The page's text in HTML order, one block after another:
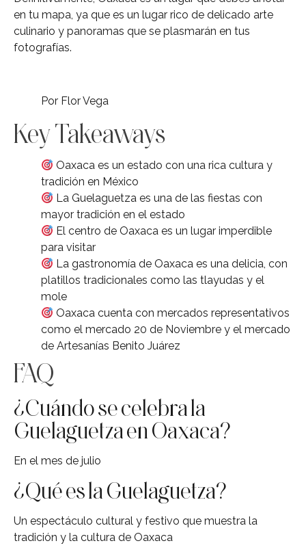
en tu mapa, ya que es un lugar rico de delicado arte
culinario y panoramas que se plasmarán en tus
fotografías.
Por Flor Vega
Key Takeaways
Oaxaca es un estado con una rica cultura y
tradición en México
La Guelaguetza es una de las fiestas con
mayor tradición en el estado
El centro de Oaxaca es un lugar imperdible
para visitar
La gastronomía de Oaxaca es una delicia, con
platillos tradicionales como las tlayudas y el
mole
Oaxaca cuenta con mercados representativos
como el mercado 20 de Noviembre y el mercado
de Artesanías Benito Juárez
FAQ
¿Cuándo se celebra la
Guelaguetza en Oaxaca?
En el mes de julio
¿Qué es la Guelaguetza?
Un espectáculo cultural y festivo que muestra la
tradición y la cultura de Oaxaca